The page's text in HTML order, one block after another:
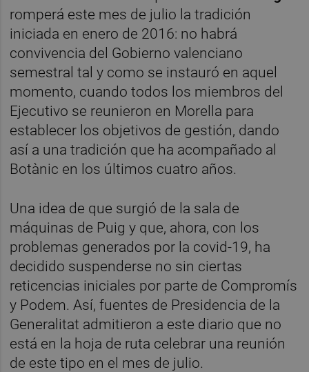
romperá este mes de julio la tradición
iniciada en enero de 2016: no habrá
convivencia del Gobierno valenciano
semestral tal y como se instauró en aquel
momento, cuando todos los miembros del
Ejecutivo se reunieron en Morella para
establecer los objetivos de gestión, dando
así a una tradición que ha acompañado al
Botànic en los últimos cuatro años.
Una idea de que surgió de la sala de
máquinas de Puig y que, ahora, con los
problemas generados por la covid-19, ha
decidido suspenderse no sin ciertas
reticencias iniciales por parte de Compromís
y Podem. Así, fuentes de Presidencia de la
Generalitat admitieron a este diario que no
está en la hoja de ruta celebrar una reunión
de este tipo en el mes de julio.